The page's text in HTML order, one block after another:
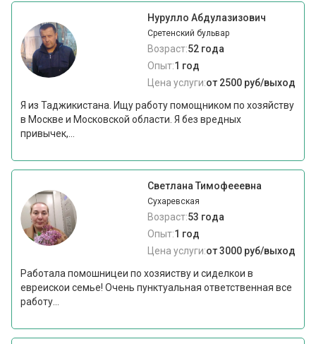
Нурулло Абдулазизович
Сретенский бульвар
Возраст:52 года
Опыт:1 год
Цена услуги:от 2500 руб/выход
Я из Таджикистана. Ищу работу помощником по хозяйству
в Москве и Московской области. Я без вредных
привычек,...
Светлана Тимофееевна
Сухаревская
Возраст:53 года
Опыт:1 год
Цена услуги:от 3000 руб/выход
Работала помошницеи по хозяиству и сиделкои в
евреискои семье! Очень пунктуальная ответственная все
работу...